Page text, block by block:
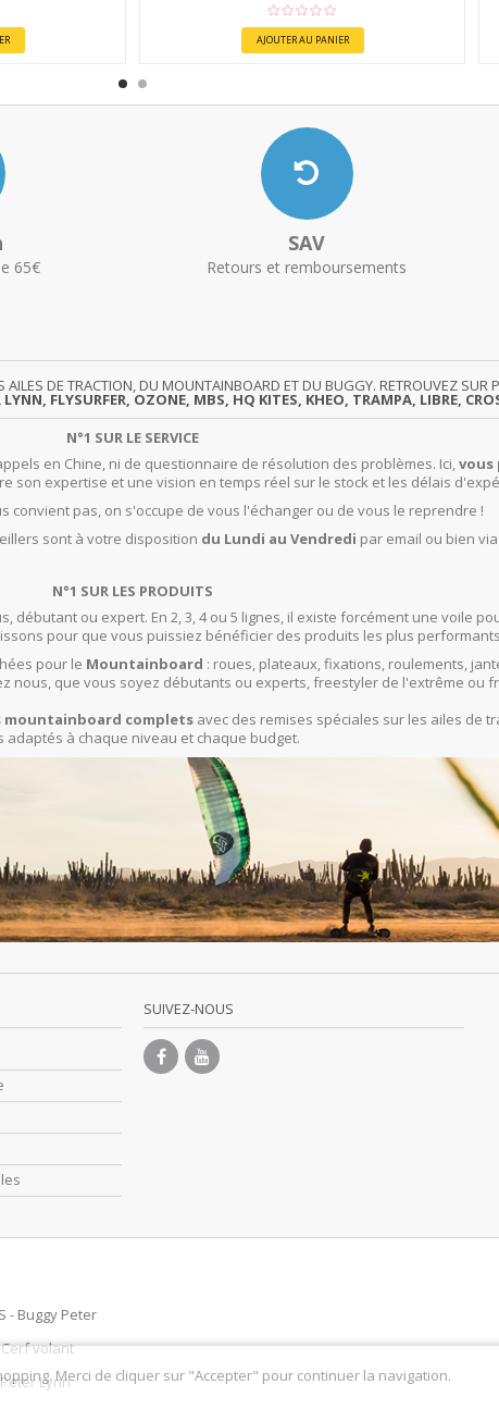
AJOUTER AU PANIER
65€
SAV
Retours et remboursements
AILES DE TRACTION, DU MOUNTAINBOARD ET DU BUGGY. RETROUVEZ
LYNN, FLYSURFER, OZONE, MBS, HQ KITES, KHEO, TRAMPA, LIBRE,
N°1 SUR LE SERVICE
en Chine, ni de questionnaire de résolution des problèmes. Ici,vous
son expertise et une vision en temps réel sur le stock et les délais
convient pas, on s'occupe de vous l'échanger ou de vous le reprendre !
sont à votre disposition du Lundi au Vendredi par email ou bien
N°1 SUR LES PRODUITS
ou expert. En 2, 3, 4 ou 5 lignes, il existe forcément une voile
pour que vous puissiez bénéficier des produits les plus
pour le Mountainboard : roues, plateaux, fixations, roulements,
nous, que vous soyez débutants ou experts, freestyler de l'extrême ou
mountainboard completsavec des remises spéciales sur les ailes de
adaptés à chaque niveau et chaque budget.
SUIVEZ-NOUS
- Buggy Peter
Cerf volant
LynnMerci de cliquer sur "Accepter" pour continuer la navigation.